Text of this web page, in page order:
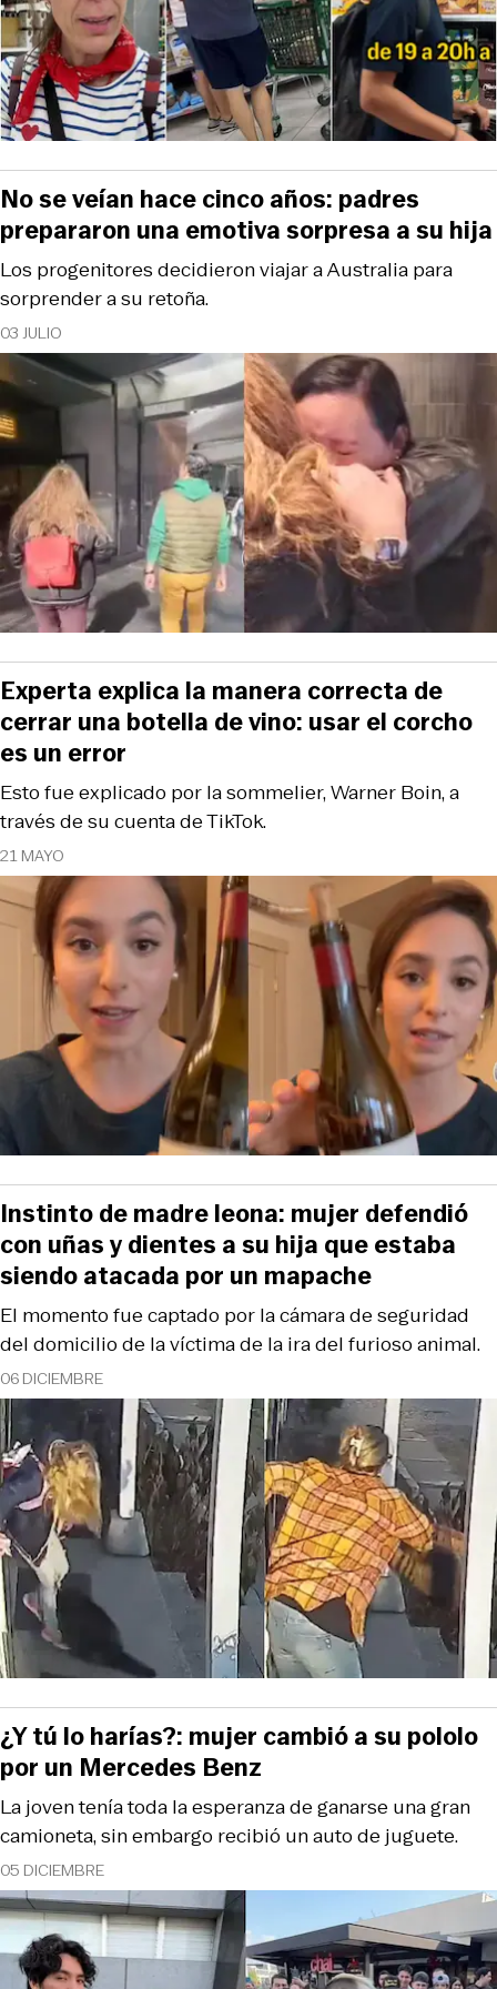
03 JULIO
Los progenitores decidieron viajar a Australia para
sorprender a su retoña.
No se veían hace cinco años: padres
prepararon una emotiva sorpresa a su hija
21 MAYO
Esto fue explicado por la sommelier, Warner Boin, a
través de su cuenta de TikTok.
Experta explica la manera correcta de
cerrar una botella de vino: usar el corcho
es un error
06 DICIEMBRE
El momento fue captado por la cámara de seguridad
del domicilio de la víctima de la ira del furioso animal.
Instinto de madre leona: mujer defendió
con uñas y dientes a su hija que estaba
siendo atacada por un mapache
05 DICIEMBRE
La joven tenía toda la esperanza de ganarse una gran
camioneta, sin embargo recibió un auto de juguete.
¿Y tú lo harías?: mujer cambió a su pololo
por un Mercedes Benz